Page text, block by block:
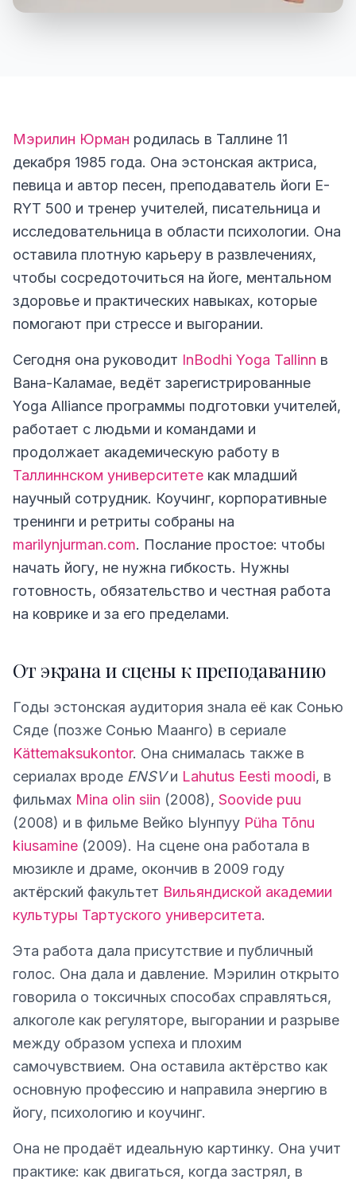
Мэрилин Юрман родилась в Таллине 11
декабря 1985 года. Она эстонская актриса,
певица и автор песен, преподаватель йоги E-
RYT 500 и тренер учителей, писательница и
исследовательница в области психологии. Она
оставила плотную карьеру в развлечениях,
чтобы сосредоточиться на йоге, ментальном
здоровье и практических навыках, которые
помогают при стрессе и выгорании.
Сегодня она руководит InBodhi Yoga Tallinn в
Вана-Каламае, ведёт зарегистрированные
Yoga Alliance программы подготовки учителей,
работает с людьми и командами и
продолжает академическую работу в
Таллиннском университете как младший
научный сотрудник. Коучинг, корпоративные
тренинги и ретриты собраны на
marilynjurman.com. Послание простое: чтобы
начать йогу, не нужна гибкость. Нужны
готовность, обязательство и честная работа
на коврике и за его пределами.
От экрана и сцены к преподаванию
Годы эстонская аудитория знала её как Сонью
Сяде (позже Сонью Маанго) в сериале
Kättemaksukontor. Она снималась также в
сериалах вроде ENSVи Lahutus Eesti moodi, в
фильмах Mina olin siin (2008), Soovide puu
(2008) и в фильме Вейко Ыунпуу Püha Tõnu
kiusamine (2009). На сцене она работала в
мюзикле и драме, окончив в 2009 году
актёрский факультет Вильяндиской академии
культуры Тартуского университета.
Эта работа дала присутствие и публичный
голос. Она дала и давление. Мэрилин открыто
говорила о токсичных способах справляться,
алкоголе как регуляторе, выгорании и разрыве
между образом успеха и плохим
самочувствием. Она оставила актёрство как
основную профессию и направила энергию в
йогу, психологию и коучинг.
Она не продаёт идеальную картинку. Она учит
практике: как двигаться, когда застрял, в